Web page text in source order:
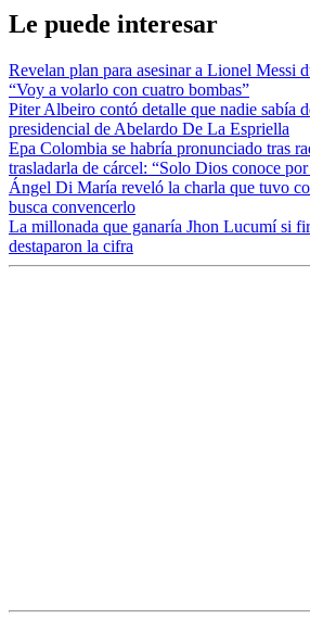
Le puede interesar
Revelan plan para asesinar a Lionel Messi
“Voy a volarlo con cuatro bombas”
Piter Albeiro contó detalle que nadie sabía
presidencial de Abelardo De La Espriella
Epa Colombia se habría pronunciado tras
trasladarla de cárcel: “Solo Dios conoce
Ángel Di María reveló la charla que tuvo
busca convencerlo
La millonada que ganaría Jhon Lucumí si
destaparon la cifra